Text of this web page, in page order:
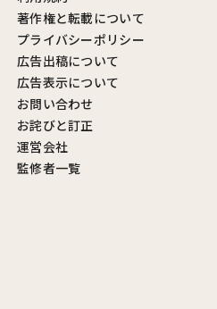
著作権と転載について
プライバシーポリシー
広告出稿について
広告表示について
お問い合わせ
お詫びと訂正
運営会社
監修者一覧